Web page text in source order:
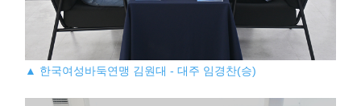
▲ 한국여성바둑연맹 김원대 - 대주 임경찬(승)